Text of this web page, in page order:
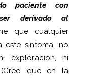
paciente con
derivado al
que cualquier
este síntoma, no
exploración, ni
(Creo que en la